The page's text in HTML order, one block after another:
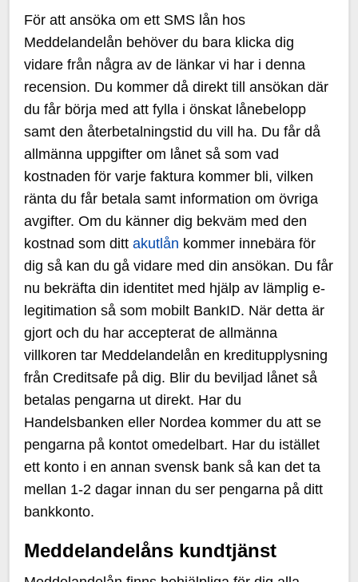
För att ansöka om ett SMS lån hos
Meddelandelån behöver du bara klicka dig
vidare från några av de länkar vi har i denna
recension. Du kommer då direkt till ansökan där
du får börja med att fylla i önskat lånebelopp
samt den återbetalningstid du vill ha. Du får då
allmänna uppgifter om lånet så som vad
kostnaden för varje faktura kommer bli, vilken
ränta du får betala samt information om övriga
avgifter. Om du känner dig bekväm med den
kostnad som dittakutlån kommer innebära för
dig så kan du gå vidare med din ansökan. Du får
nu bekräfta din identitet med hjälp av lämplig e-
legitimation så som mobilt BankID. När detta är
gjort och du har accepterat de allmänna
villkoren tar Meddelandelån en kreditupplysning
från Creditsafe på dig. Blir du beviljad lånet så
betalas pengarna ut direkt. Har du
Handelsbanken eller Nordea kommer du att se
pengarna på kontot omedelbart. Har du istället
ett konto i en annan svensk bank så kan det ta
mellan 1-2 dagar innan du ser pengarna på ditt
bankkonto.
Meddelandelåns kundtjänst